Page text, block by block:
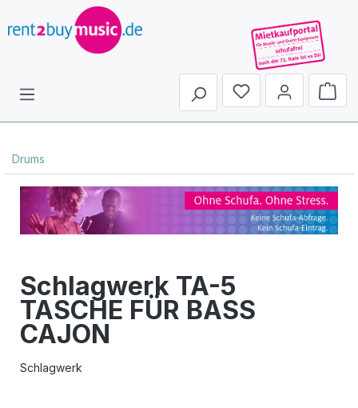
Du hast 0 Produkte
Drums
Schlagwerk TA-5
TASCHE FÜR BASS
CAJON
Schlagwerk